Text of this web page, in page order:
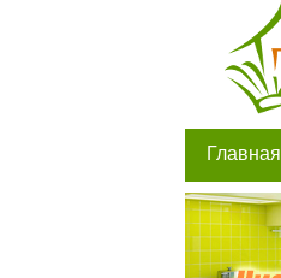
Главная